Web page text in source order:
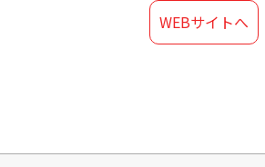
WEBサイトへ